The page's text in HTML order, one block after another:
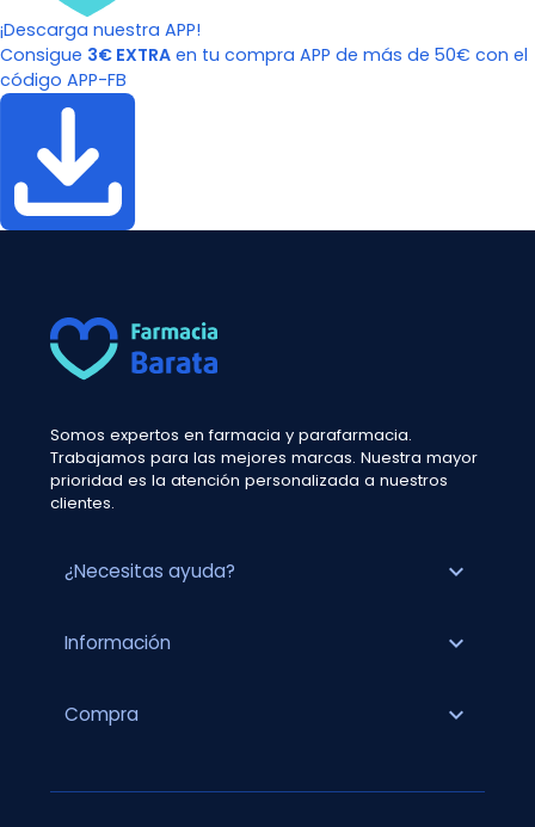
¡Descarga nuestra APP!
Consigue 3€ EXTRA en tu compra APP de más de 50€ con el
código APP-FB
Somos expertos en farmacia y parafarmacia.
Trabajamos para las mejores marcas. Nuestra mayor
prioridad es la atención personalizada a nuestros
clientes.
¿Necesitas ayuda? expand_more
Información expand_more
Compra expand_more